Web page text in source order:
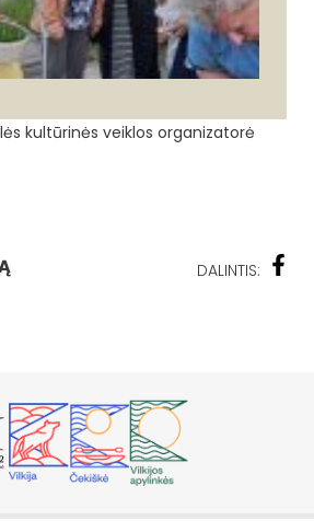
kultūrinės veiklos organizatorė
DALINTIS: